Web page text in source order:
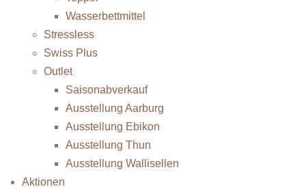
Wasserbettmittel
Stressless
Swiss Plus
Outlet
Saisonabverkauf
Ausstellung Aarburg
Ausstellung Ebikon
Ausstellung Thun
Ausstellung Wallisellen
Aktionen